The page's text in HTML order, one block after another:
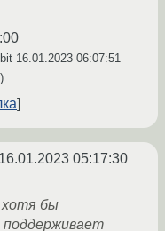
16.01.2023 06:07:51
)
16.01.2023 05:17:30
хотя бы
поддерживает